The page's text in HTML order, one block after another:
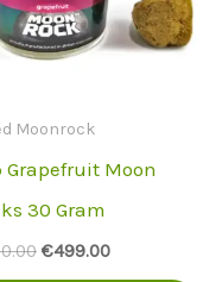
Moonrock
Grapefruit Moon
30 Gram
Ursprungspriset
€499.00Aktuellt